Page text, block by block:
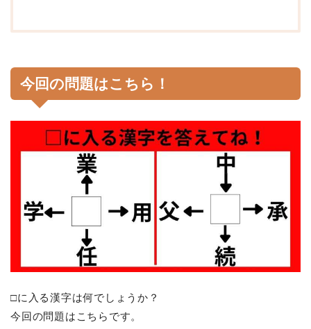
今回の問題はこちら！
□に入る漢字は何でしょうか？
今回の問題はこちらです。